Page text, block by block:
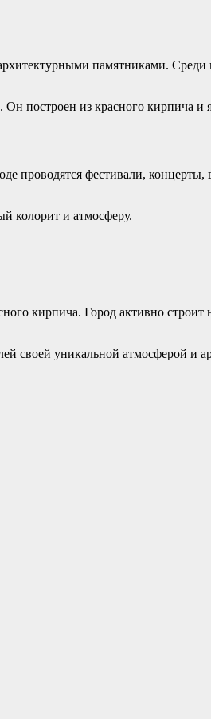
памятниками.
построен из красного кирпича и
проводятся фестивали,
колорит и атмосферу.
кирпича. Город активно
своей уникальной атмосферой и